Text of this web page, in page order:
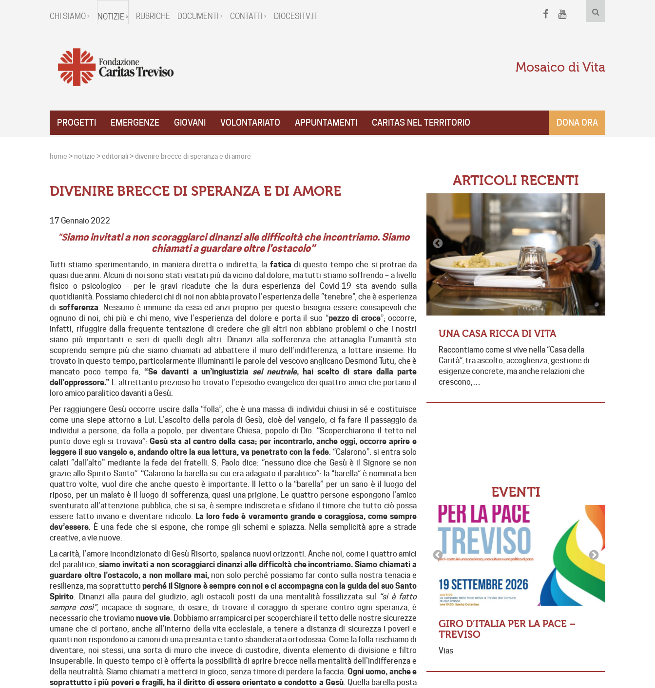
CHI SIAMO › NOTIZIE › RUBRICHE DOCUMENTI › CONTATTI › DIOCESITV.IT
Mosaico di Vita
PROGETTI EMERGENZE GIOVANI VOLONTARIATO APPUNTAMENTI CARITAS NEL TERRITORIO DONA ORA
home > notizie >editoriali>divenire brecce di speranza e di amore
DIVENIRE BRECCE DI SPERANZA E DI AMORE
17 Gennaio 2022
“Siamo invitati a non scoraggiarci dinanzi alle difficoltà che incontriamo. Siamo
chiamati a guardare oltre l’ostacolo”
Tutti stiamo sperimentando, in maniera diretta o indiretta, la faticadi questo tempo che si protrae da
quasi due anni. Alcuni di noi sono stati visitati più da vicino dal dolore, ma tutti stiamo soffrendo – a livello
fisico o psicologico – per le gravi ricadute che la dura esperienza del Covid-19 sta avendo sulla
quotidianità. Possiamo chiederci chi di noi non abbia provato l’esperienza delle “tenebre”, che è esperienza
di sofferenza. Nessuno è immune da essa ed anzi proprio per questo bisogna essere consapevoli che
ognuno di noi, chi più e chi meno, vive l’esperienza del dolore e porta il suo “pezzo di croce”; occorre,
infatti, rifuggire dalla frequente tentazione di credere che gli altri non abbiano problemi o che i nostri
siano più importanti e seri di quelli degli altri. Dinanzi alla sofferenza che attanaglia l’umanità sto
scoprendo sempre più che siamo chiamati ad abbattere il muro dell’indifferenza, a lottare insieme. Ho
trovato in questo tempo, particolarmente illuminanti le parole del vescovo anglicano Desmond Tutu, che è
mancato poco tempo fa,“Se davanti a un’ingiustizia sei neutrale, hai scelto di stare dalla parte
dell’oppressore.” E altrettanto prezioso ho trovato l’episodio evangelico dei quattro amici che portano il
loro amico paralitico davanti a Gesù.
Per raggiungere Gesù occorre uscire dalla “folla”, che è una massa di individui chiusi in sé e costituisce
come una siepe attorno a Lui. L’ascolto della parola di Gesù, cioè del vangelo, ci fa fare il passaggio da
individui a persone, da folla a popolo, per diventare Chiesa, popolo di Dio. “Scoperchiarono il tetto nel
punto dove egli si trovava”: Gesù sta al centro della casa; per incontrarlo, anche oggi, occorre aprire e
leggere il suo vangelo e, andando oltre la sua lettura, va penetrato con la fede. “Calarono”: si entra solo
calati “dall’alto” mediante la fede dei fratelli. S. Paolo dice: “nessuno dice che Gesù è il Signore se non
grazie allo Spirito Santo”. “Calarono la barella su cui era adagiato il paralitico”: la “barella” è nominata ben
quattro volte, vuol dire che anche questo è importante. Il letto o la “barella” per un sano è il luogo del
riposo, per un malato è il luogo di sofferenza, quasi una prigione. Le quattro persone espongono l’amico
sventurato all’attenzione pubblica, che si sa, è sempre indiscreta e sfidano il timore che tutto ciò possa
essere fatto invano e diventare ridicolo. La loro fede è veramente grande e coraggiosa, come sempre
dev’essere. È una fede che si espone, che rompe gli schemi e spiazza. Nella semplicità apre a strade
creative, a vie nuove.
La carità, l’amore incondizionato di Gesù Risorto, spalanca nuovi orizzonti. Anche noi, come i quattro amici
del paralitico, siamo invitati a non scoraggiarci dinanzi alle difficoltà che incontriamo. Siamo chiamati a
guardare oltre l’ostacolo, a non mollare mai,non solo perché possiamo far conto sulla nostra tenacia e
resilienza, ma soprattuttoperché il Signore è sempre con noi e ci accompagna con la guida del suo Santo
Spirito. Dinanzi alla paura del giudizio, agli ostacoli posti da una mentalità fossilizzata sul
“si è fatto
sempre così”, incapace di sognare, di osare, di trovare il coraggio di sperare contro ogni speranza, è
necessario che troviamonuove vie. Dobbiamo arrampicarci per scoperchiare il tetto delle nostre sicurezze
umane che ci portano, anche all’interno della vita ecclesiale, a tenere a distanza di sicurezza i poveri e
quanti non rispondono ai canoni di una presunta e tanto sbandierata ortodossia. Come la folla rischiamo di
diventare, noi stessi, una sorta di muro che invece di custodire, diventa elemento di divisione e filtro
insuperabile. In questo tempo ci è offerta la possibilità di aprire brecce nella mentalità dell’indifferenza e
della neutralità. Siamo chiamati a metterci in gioco, senza timore di perdere la faccia.Ogni uomo, anche e
soprattutto i più poveri e fragili, ha il diritto di essere orientato e condotto a Gesù. Quella barella posta
ARTICOLI RECENTI
EMERGENZA IN VENEZUELA
(AGG. 1° AGOSTO)
Dopo il sisma la solidarietà non si ferma:
oltre 15 mila tonnellate di aiuti già
UNA CASA RICCA DI VITA
Raccontiamo come si vive nella “Casa della
Carità”, tra ascolto, accoglienza, gestione di
esigenze concrete, ma anche relazioni che
crescono,…
EVENTI
ESPERIENZA PER GIOVANI
“DALLA TUA PARTE”
“Dalla tua parte”, evento aperto ai giovani
(18-30 anni) per vivere un’esperienza
immersiva di 3 giorni in Casa della Carità,…
GIRO D’ITALIA PER LA PACE –
TREVISO
Vias